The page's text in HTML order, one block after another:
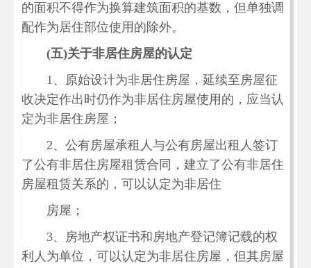
的面积不得作为换算建筑面积的基数，但单独调
配作为居住部位使用的除外。
(五)关于非居住房屋的认定
1、原始设计为非居住房屋，延续至房屋征
收决定作出时仍作为非居住房屋使用的，应当认
定为非居住房屋；
2、公有房屋承租人与公有房屋出租人签订
了公有非居住房屋租赁合同，建立了公有非居住
房屋租赁关系的，可以认定为非居住
房屋；
3、房地产权证书和房地产登记簿记载的权
利人为单位，可以认定为非居住房屋，但其房屋